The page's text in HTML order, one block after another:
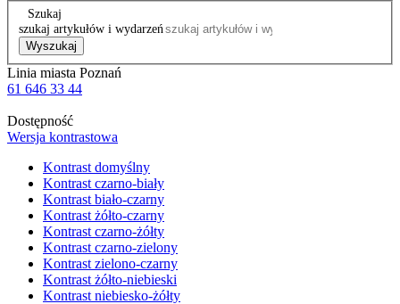
Szukaj
szukaj artykułów i wydarzeń
Wyszukaj
Linia miasta Poznań
61 646 33 44
Dostępność
Wersja kontrastowa
Kontrast domyślny
Kontrast czarno-biały
Kontrast biało-czarny
Kontrast żółto-czarny
Kontrast czarno-żółty
Kontrast czarno-zielony
Kontrast zielono-czarny
Kontrast żółto-niebieski
Kontrast niebiesko-żółty